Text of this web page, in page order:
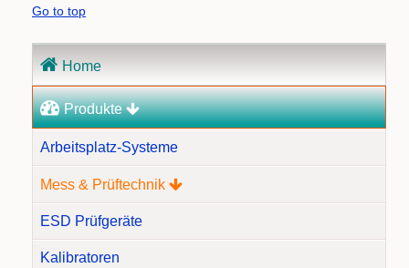
Go to top
überspringen
Home
Produkte
Arbeitsplatz-Systeme
Mess & Prüftechnik
ESD Prüfgeräte
Kalibratoren